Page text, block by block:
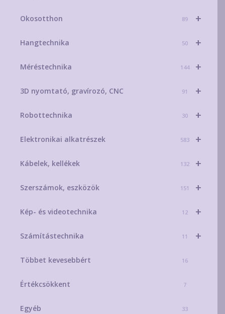
+
Okosotthon 89
+
Hangtechnika 50
+
Méréstechnika 144
+
3D nyomtató, gravírozó, CNC 91
+
Robottechnika 30
+
Elektronikai alkatrészek 583
+
Kábelek, kellékek 132
+
Szerszámok, eszközök 151
+
Kép- és videotechnika 12
+
Számítástechnika 11
Többet kevesebbért 16
Értékcsökkent 7
Egyéb 33